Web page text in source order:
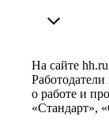
На сайте
о работе и
«Стандарт»,